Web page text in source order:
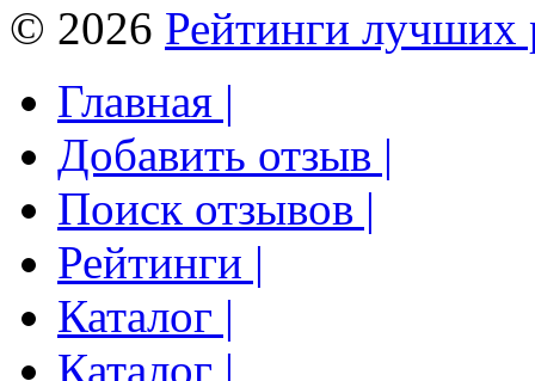
© 2026 Рейтинги лучших
Главная |
Добавить отзыв |
Поиск отзывов |
Рейтинги |
Каталог |
Каталог |